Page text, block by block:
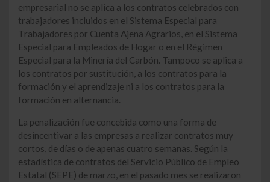
empresarial no se aplica a los contratos celebrados con
trabajadores incluidos en el Sistema Especial para
Trabajadores por Cuenta Ajena Agrarios, en el Sistema
Especial para Empleados de Hogar o en el Régimen
Especial para la Minería del Carbón. Tampoco se aplica a
los contratos por sustitución, a los contratos para la
formación y el aprendizaje ni a los contratos para la
formación en alternancia.
La penalización fue concebida como una forma de
desincentivar a las empresas a realizar contratos muy
cortos, de días o de apenas cuatro semanas. Según la
estadística de contratos del Servicio Público de Empleo
Estatal (SEPE) de marzo, en el pasado mes se realizaron